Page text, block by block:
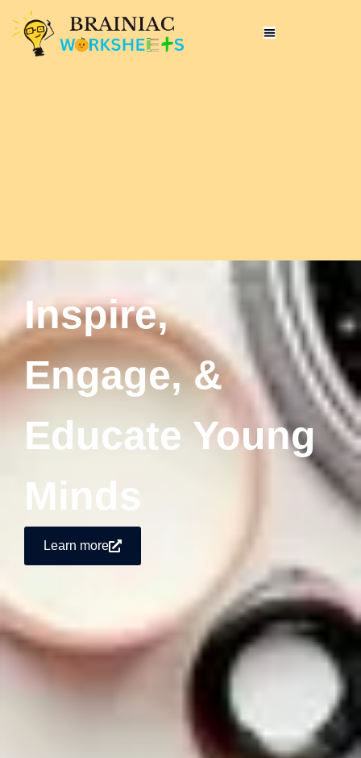
Inspire,
Engage, &
Educate Young
Minds
Learn more